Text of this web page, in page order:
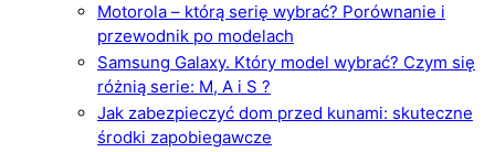
Motorola – którą serię wybrać? Porównanie i
przewodnik po modelach
Samsung Galaxy. Który model wybrać? Czym się
różnią serie: M, A i S ?
Jak zabezpieczyć dom przed kunami: skuteczne
środki zapobiegawcze